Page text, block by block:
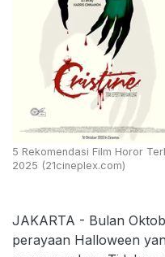
5 Rekomendasi Film Horor
2025 (21cineplex.com)
JAKARTA - Bulan
perayaan Halloween